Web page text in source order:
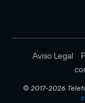
Aviso Legal
© 2017-2026